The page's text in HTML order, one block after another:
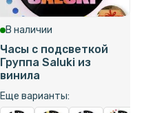
В наличии
Часы с подсветкой
Группа Saluki из
винила
Еще варианты: